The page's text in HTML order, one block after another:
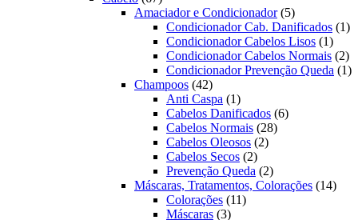
produtos
Amaciador e Condicionador 55
produtos
Condicionador Cab. Danificados 11
Condicionador Cabelos Lisos 11
Condicionador Cabelos Normais 22
Condicionador Prevenção Queda 11
Champoos 4242
produtos
Anti Caspa 11
produto
Cabelos Danificados 66
Cabelos Normais 2828
Cabelos Oleosos 22
Cabelos Secos 22
produtos
Prevenção Queda 22
produtos
Máscaras, Tratamentos, Colorações 1414
Colorações 1111
Máscaras 33